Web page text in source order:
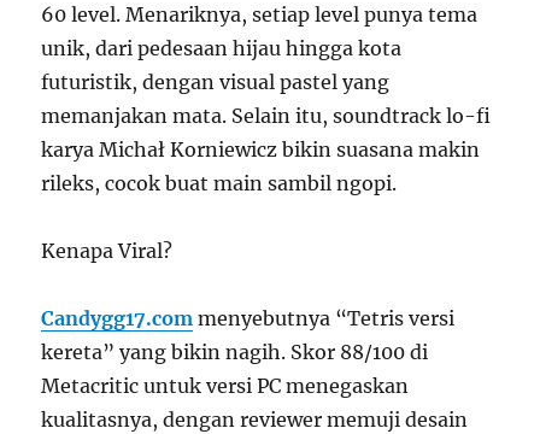
60 level. Menariknya, setiap level punya tema
unik, dari pedesaan hijau hingga kota
futuristik, dengan visual pastel yang
memanjakan mata. Selain itu, soundtrack lo-fi
karya Michał Korniewicz bikin suasana makin
rileks, cocok buat main sambil ngopi.
Kenapa Viral?
Candygg17.com menyebutnya “Tetris versi
kereta” yang bikin nagih. Skor 88/100 di
Metacritic untuk versi PC menegaskan
kualitasnya, dengan reviewer memuji desain